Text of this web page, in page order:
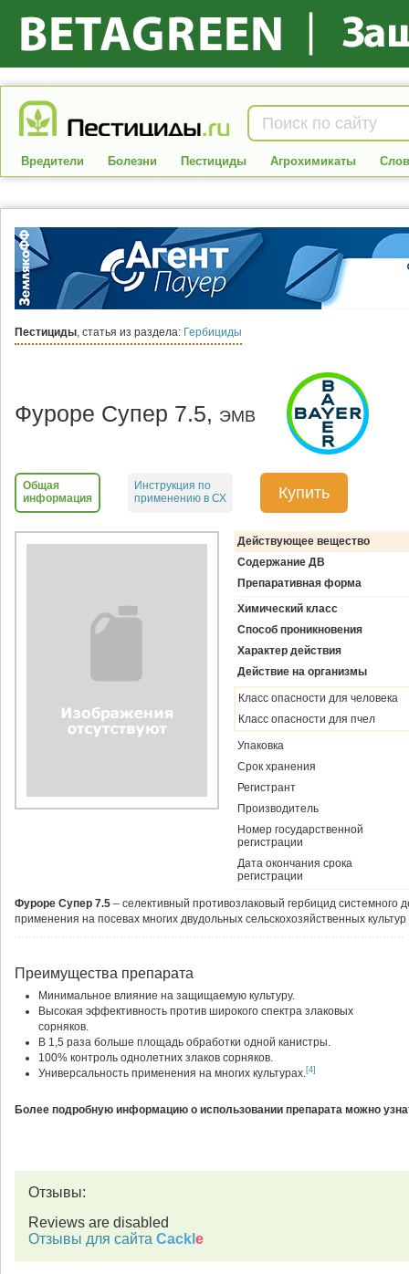
Вредители Болезни Пестициды Агрохимикаты
Пестициды, статья из раздела: Гербициды
Фуроре Супер 7.5, ЭМВ
Общая
информация
Инструкция по
применению в СХ
Купить
Действующее вещество
Содержание ДВ
Препаративная форма
Химический класс
Способ проникновения
Характер действия
Действие на организмы
Класс опасности для человека
Класс опасности для пчел
Упаковка
Срок хранения
Регистрант
Производитель
Номер государственной
регистрации
Дата окончания срока
регистрации
Фуроре Супер 7.5 – селективный противозлаковый гербицид системного
применения на посевах многих двудольных сельскохозяйственных
Преимущества препарата
Минимальное влияние на защищаемую культуру.
Высокая эффективность против широкого спектра злаковых
сорняков.
В 1,5 раза больше площадь обработки одной канистры.
100% контроль однолетних злаков сорняков.
Универсальность применения на многих культурах.[4]
Более подробную информацию о использовании препарата можно
Отзывы:
Reviews are disabled
Отзывы для сайта Cackl e